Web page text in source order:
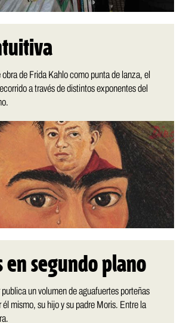
de Frida Kahlo como punta de lanza, el
a través de distintos exponentes del
en segundo plano
un volumen de aguafuertes porteñas
él mismo, su hijo y su padre Moris. Entre la